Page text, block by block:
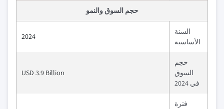
حجم السوق والنمو
السنة
الأساسية
2024
حجم
السوق
في 2024
USD 3.9 Billion
فترة